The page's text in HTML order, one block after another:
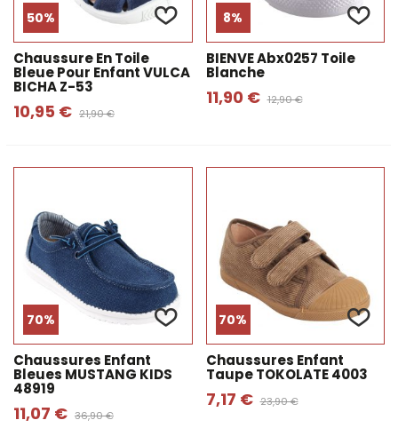
50%
Chaussure En Toile
Bleue Pour Enfant VULCA
BICHA Z-53
10,95 € 21,90 €
8%
BIENVE Abx0257 Toile
Blanche
11,90 € 12,90 €
70%
Chaussures Enfant
Bleues MUSTANG KIDS
48919
11,07 € 36,90 €
70%
Chaussures Enfant
Taupe TOKOLATE 4003
7,17 € 23,90 €